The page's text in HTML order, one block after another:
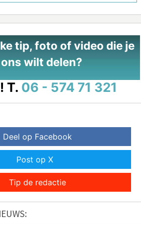
tip, foto of video die je
wilt delen?
T. 06 - 574 71 321
Deel op Facebook
Post op X
Tip de redactie